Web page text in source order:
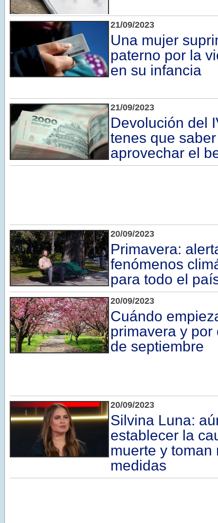
21/09/2023
Una mujer
paterno por la
en su infancia
21/09/2023
Devolución del
tenes que
aprovechar el
20/09/2023
Primavera:
fenómenos
para todo el
20/09/2023
Cuándo
primavera y
de septiembre
20/09/2023
Silvina Luna:
establecer la
muerte y toman
medidas